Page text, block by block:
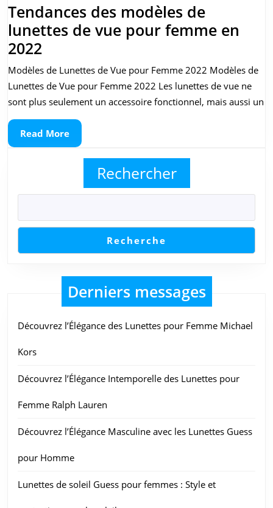
Rendez-
vous
Tendances des modèles de
lunettes de vue pour femme en
2022Tendances
des
modèles
de
lunettes
de
femme
2022
Modèles de Lunettes de Vue pour Femme 2022 Modèles de
Lunettes de Vue pour Femme 2022 Les lunettes de vue ne
sont plus seulement un accessoire fonctionnel, mais aussi un
Read MoreRead
More
Rechercher
Recherche
Derniers messages
Découvrez l’Élégance des Lunettes pour Femme Michael
Kors
Découvrez l’Élégance Intemporelle des Lunettes pour
Femme Ralph Lauren
Découvrez l’Élégance Masculine avec les Lunettes Guess
pour Homme
Lunettes de soleil Guess pour femmes : Style et